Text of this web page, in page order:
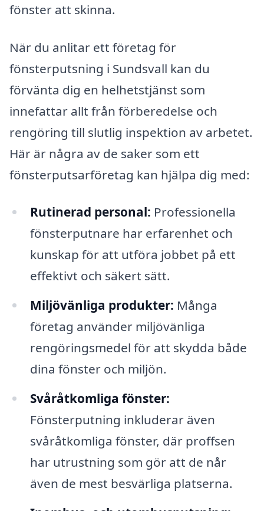
fönster att skinna.
När du anlitar ett företag för
fönsterputsning i Sundsvall kan du
förvänta dig en helhetstjänst som
innefattar allt från förberedelse och
rengöring till slutlig inspektion av arbetet.
Här är några av de saker som ett
fönsterputsarföretag kan hjälpa dig med:
Rutinerad personal: Professionella
fönsterputnare har erfarenhet och
kunskap för att utföra jobbet på ett
effektivt och säkert sätt.
Miljövänliga produkter: Många
företag använder miljövänliga
rengöringsmedel för att skydda både
dina fönster och miljön.
Svåråtkomliga fönster:
Fönsterputning inkluderar även
svåråtkomliga fönster, där proffsen
har utrustning som gör att de når
även de mest besvärliga platserna.